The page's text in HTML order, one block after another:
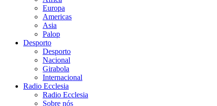
Europa
Americas
Asia
Palop
Desporto
Desporto
Nacional
Girabola
Internacional
Radio Ecclesia
Radio Ecclesia
Sobre nós